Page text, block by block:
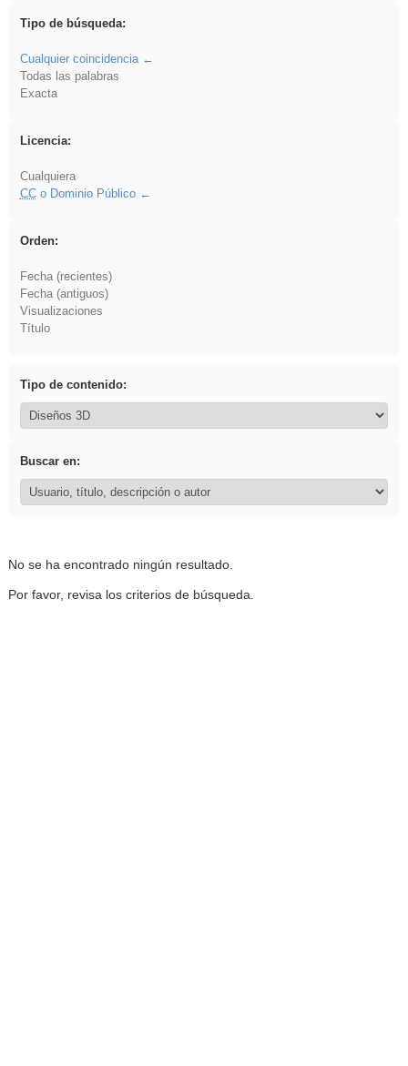
Tipo de búsqueda:
Cualquier coincidencia
Todas las palabras
Exacta
Licencia:
Cualquiera
CCo Dominio Público
Orden:
Fecha (recientes)
Fecha (antiguos)
Visualizaciones
Título
Tipo de contenido:
Buscar en:
No se ha encontrado ningún resultado.
Por favor, revisa los criterios de búsqueda.